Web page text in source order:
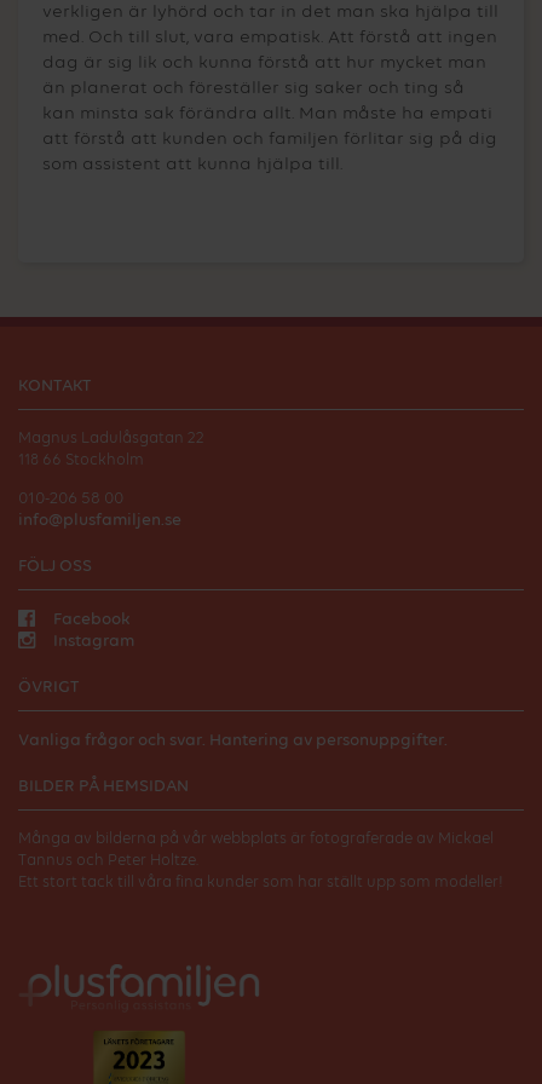
verkligen är lyhörd och tar in det man ska hjälpa till
med. Och till slut, vara empatisk. Att förstå att ingen
dag är sig lik och kunna förstå att hur mycket man
än planerat och föreställer sig saker och ting så
kan minsta sak förändra allt. Man måste ha empati
att förstå att kunden och familjen förlitar sig på dig
som assistent att kunna hjälpa till.
KONTAKT
Magnus Ladulåsgatan 22
118 66 Stockholm
010-206 58 00
info@plusfamiljen.se
FÖLJ OSS
Facebook
Instagram
ÖVRIGT
Vanliga frågor och svar. Hantering av personuppgifter.
BILDER PÅ HEMSIDAN
Många av bilderna på vår webbplats är fotograferade av Mickael
Tannus och Peter Holtze.
Ett stort tack till våra fina kunder som har ställt upp som modeller!